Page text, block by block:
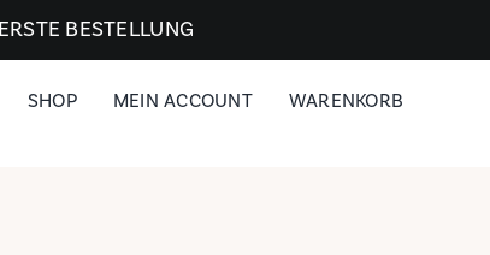
BESTELLUNG
SHOP MEIN ACCOUNT WARENKORB